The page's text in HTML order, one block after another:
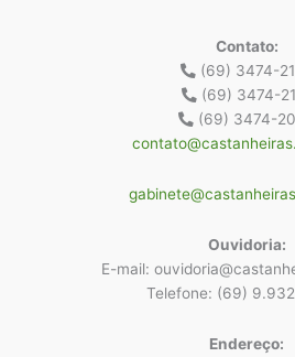
Contato:
(69) 3474-
(69) 3474-
(69) 3474-
Ouvidoria:
E-mail:
Telefone: (69)
Endereço: